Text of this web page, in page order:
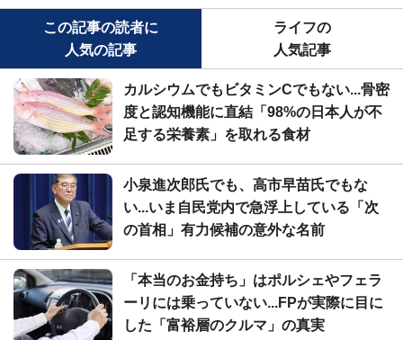
この記事の読者に
人気の記事
ライフの
人気記事
カルシウムでもビタミンCでもない...骨密
度と認知機能に直結「98%の日本人が不
足する栄養素」を取れる食材
小泉進次郎氏でも、高市早苗氏でもな
い...いま自民党内で急浮上している「次
の首相」有力候補の意外な名前
「本当のお金持ち」はポルシェやフェラ
ーリには乗っていない...FPが実際に目に
した「富裕層のクルマ」の真実